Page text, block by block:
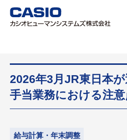
2026年3月JR東日本
手当業務における注意
給与計算・年末調整